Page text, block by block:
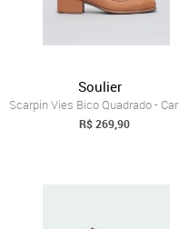
Soulier
R$ 269,90